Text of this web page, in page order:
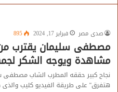
صدى مصر
فبراير 17, 2024 895
مصطفى سليمان يقترب
مشاهدة ويوجه الشكر
نجاح كبير حققه المطرب الشاب مصطفى
هتفرق" على طريقة الفيديو كليب